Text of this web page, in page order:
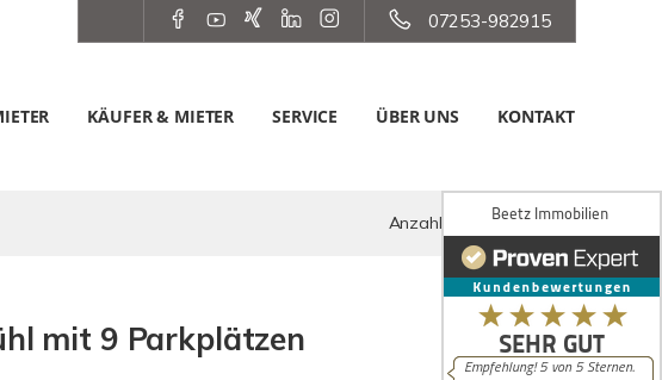
07253-982915
KÄUFER & MIETER SERVICE ÜBER UNS KONTAKT
Anzahl der Objekte:3 | 3
mit 9 Parkplätzen